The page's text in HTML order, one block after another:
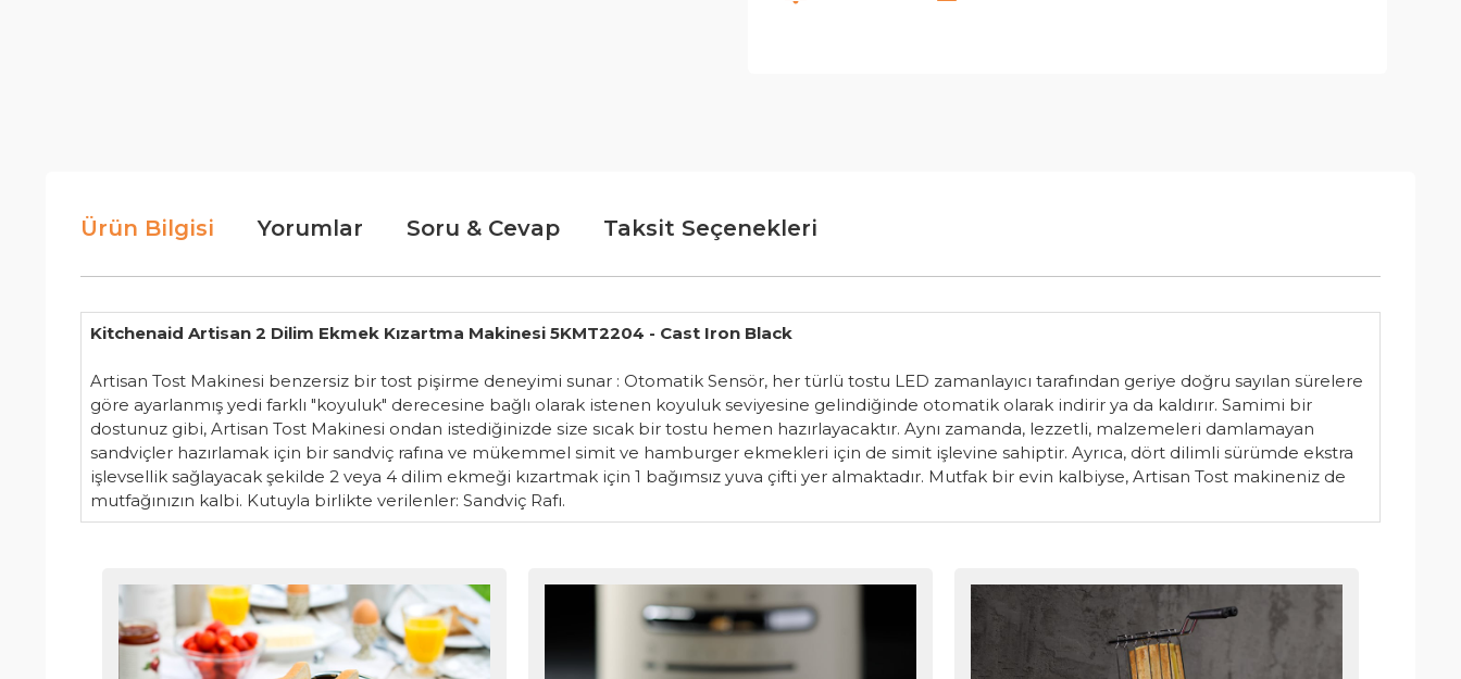
Ürün Bilgisi Yorumlar Soru & Cevap Taksit Seçenekleri
Kitchenaid Artisan 2 Dilim Ekmek Kızartma Makinesi 5KMT2204 - Cast Iron Black
Artisan Tost Makinesi benzersiz bir tost pişirme deneyimi sunar : Otomatik Sensör, her türlü tostu LED zamanlayıcı tarafından geriye doğru sayılan sürelere
göre ayarlanmış yedi farklı "koyuluk" derecesine bağlı olarak istenen koyuluk seviyesine gelindiğinde otomatik olarak indirir ya da kaldırır. Samimi bir
dostunuz gibi, Artisan Tost Makinesi ondan istediğinizde size sıcak bir tostu hemen hazırlayacaktır. Aynı zamanda, lezzetli, malzemeleri damlamayan
sandviçler hazırlamak için bir sandviç rafına ve mükemmel simit ve hamburger ekmekleri için de simit işlevine sahiptir. Ayrıca, dört dilimli sürümde ekstra
işlevsellik sağlayacak şekilde 2 veya 4 dilim ekmeği kızartmak için 1 bağımsız yuva çifti yer almaktadır. Mutfak bir evin kalbiyse, Artisan Tost makineniz de
mutfağınızın kalbi. Kutuyla birlikte verilenler: Sandviç Rafı.